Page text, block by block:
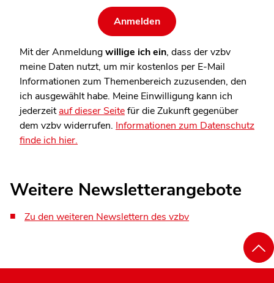
Mit der Anmeldungwillige ich ein, dass der vzbv
meine Daten nutzt, um mir kostenlos per E-Mail
Informationen zum Themenbereich zuzusenden, den
ich ausgewählt habe. Meine Einwilligung kann ich
jederzeitauf dieser Seitefür die Zukunft gegenüber
dem vzbv widerrufen. Informationen zum Datenschutz
finde ich hier.
Weitere Newsletterangebote
Zu den weiteren Newslettern des vzbv